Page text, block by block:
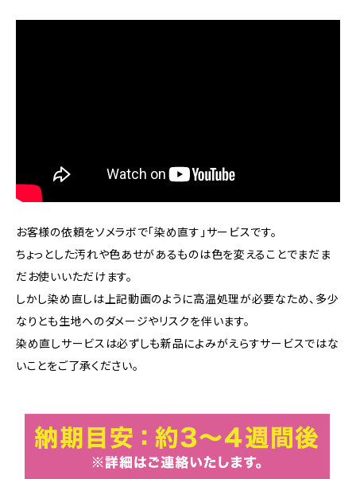
お客様の依頼をソメラボで「染め直す」サービスです。
ちょっとした汚れや色あせがあるものは色を変えることでまだま
だお使いいただけます。
しかし染め直しは上記動画のように高温処理が必要なため、多少
なりとも生地へのダメージやリスクを伴います。
染め直しサービスは必ずしも新品によみがえらすサービスではな
いことをご了承ください。